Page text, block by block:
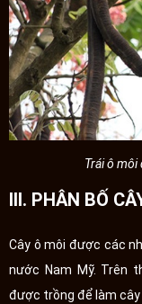
Trái ô
III. PHÂN BỐ
Cây ô môi được các
nước Nam Mỹ. Trên
được trồng để làm cây